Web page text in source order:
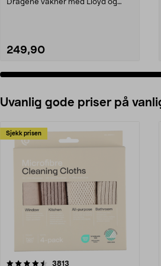
Dragene våkner med Lloyd og
249,90
Uvanlig gode priser på
Sjekk prisen
3813
4.5av 5 stjerner